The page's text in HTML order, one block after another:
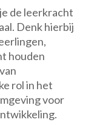
de leerkracht
Denk hierbij
houden
rol in het
voor